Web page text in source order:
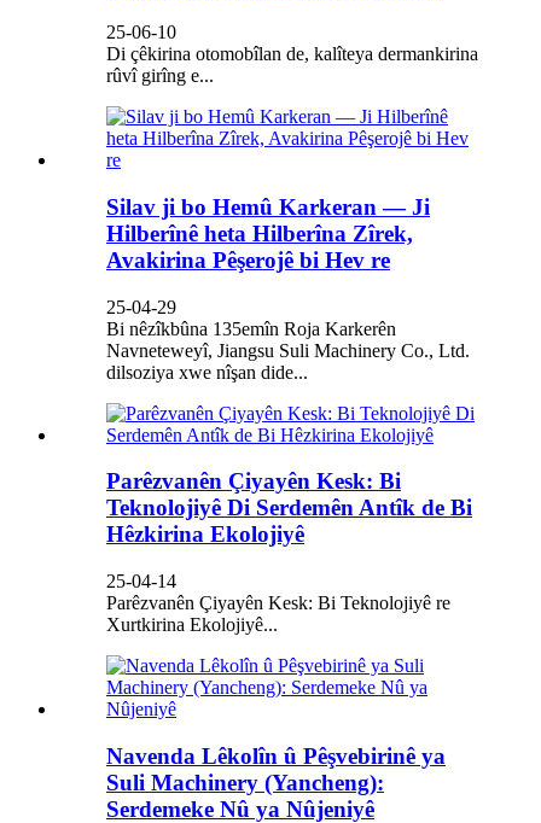
25-06-10
Di çêkirina otomobîlan de, kalîteya dermankirina
rûvî girîng e...
Silav ji bo Hemû Karkeran — Ji
Hilberînê heta Hilberîna Zîrek,
Avakirina Pêşerojê bi Hev re
25-04-29
Bi nêzîkbûna 135emîn Roja Karkerên
Navneteweyî, Jiangsu Suli Machinery Co., Ltd.
dilsoziya xwe nîşan dide...
Parêzvanên Çiyayên Kesk: Bi
Teknolojiyê Di Serdemên Antîk de Bi
Hêzkirina Ekolojiyê
25-04-14
Parêzvanên Çiyayên Kesk: Bi Teknolojiyê re
Xurtkirina Ekolojiyê...
Navenda Lêkolîn û Pêşvebirinê ya
Suli Machinery (Yancheng):
Serdemeke Nû ya Nûjeniyê